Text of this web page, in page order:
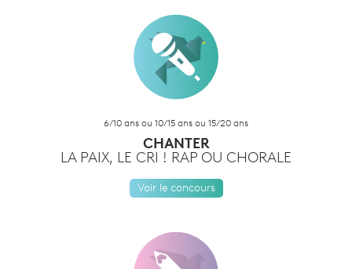
6/10 ans ou 10/15 ans ou 15/20 ans
CHANTER
LA PAIX, LE CRI ! RAP OU CHORALE
Voir le concours